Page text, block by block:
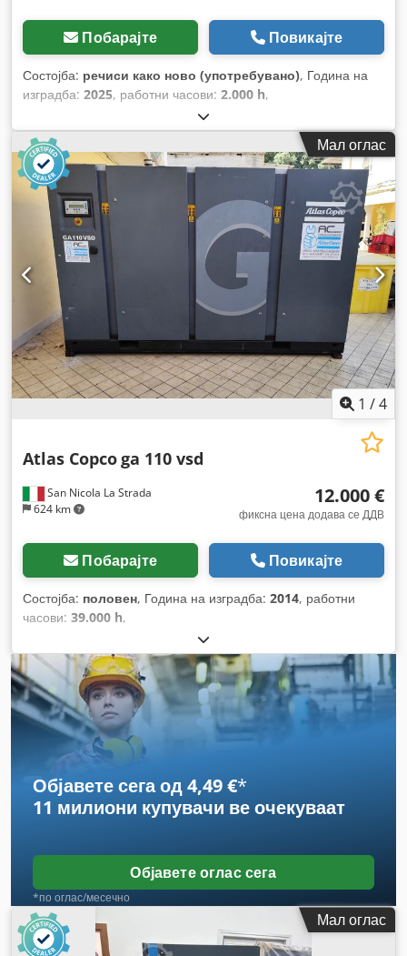
Побарајте Повикајте
Состојба: речиси како ново (употребувано), Година на
изградба: 2025, работни часови: 2.000 h,
Мал оглас
1 /4
San Nicola La Strada
624 km
Atlas Copcoga 110 vsd
12.000 €
фиксна цена додава се ДДВ
Побарајте Повикајте
Состојба: половен, Година на изградба: 2014, работни
часови: 39.000 h,
Објавете сега од 4,49 €*
11 милиони купувачи ве очекуваат
Објавете оглас сега
*по оглас/месечно
Мал оглас